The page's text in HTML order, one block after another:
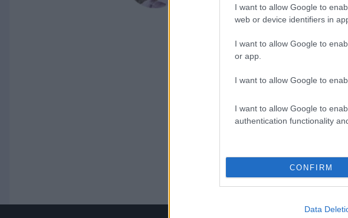
I want to allow Google to
web or device identifiers in
I want to allow Google to
or app.
I want to allow Google to
I want to allow Google to
authentication functionality
CONFIRM
Data